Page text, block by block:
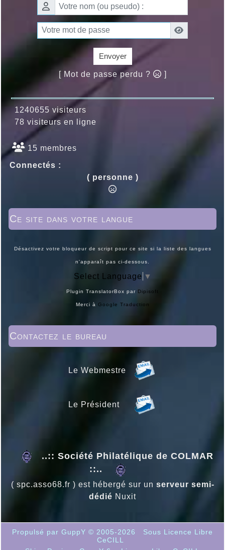
Envoyer
[ Mot de passe perdu ? ]
1240655 visiteurs
78 visiteurs en ligne
15 membres
Connectés :
( personne )
Ce site dans votre langue
Désactivez votre bloqueur de script pour ce site si la liste des langues
n'apparaît pas ci-dessous.
Select Language ▼
Plugin TranslatorBox par Dipisoft
Merci à Google Traduction
Contactez le bureau
Le Webmestre
Le Président
..:: Société Philatélique de COLMAR
::..
( spc.asso68.fr ) est hébergé sur un serveur semi-
dédié Nuxit
Propulsé par GuppY © 2005-2026
Sous Licence Libre
CeCILL